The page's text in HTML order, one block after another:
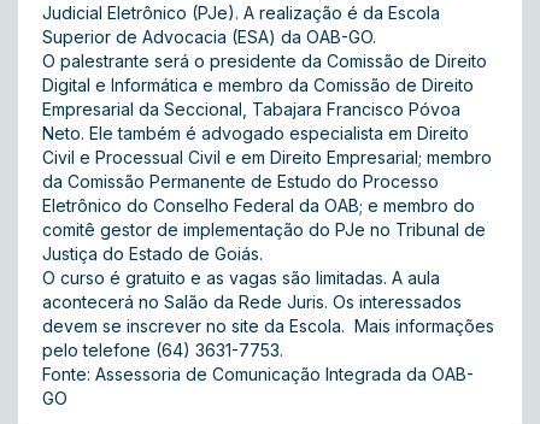
Judicial Eletrônico (PJe). A realização é da Escola
Superior de Advocacia (ESA) da OAB-GO.
O palestrante será o presidente da Comissão de Direito
Digital e Informática e membro da Comissão de Direito
Empresarial da Seccional, Tabajara Francisco Póvoa
Neto. Ele também é advogado especialista em Direito
Civil e Processual Civil e em Direito Empresarial; membro
da Comissão Permanente de Estudo do Processo
Eletrônico do Conselho Federal da OAB; e membro do
comitê gestor de implementação do PJe no Tribunal de
Justiça do Estado de Goiás.
O curso é gratuito e as vagas são limitadas. A aula
acontecerá no Salão da Rede Juris. Os interessados
devem se inscrever no site da Escola. Mais informações
pelo telefone (64) 3631-7753.
Fonte: Assessoria de Comunicação Integrada da OAB-
GO